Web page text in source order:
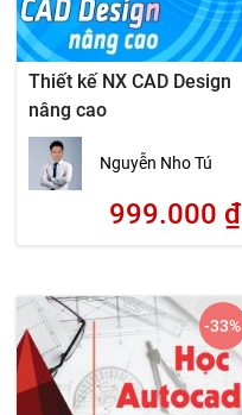
Thiết kế NX CAD Design
nâng cao
Nguyễn Nho Tú
999.000 ₫
-33%